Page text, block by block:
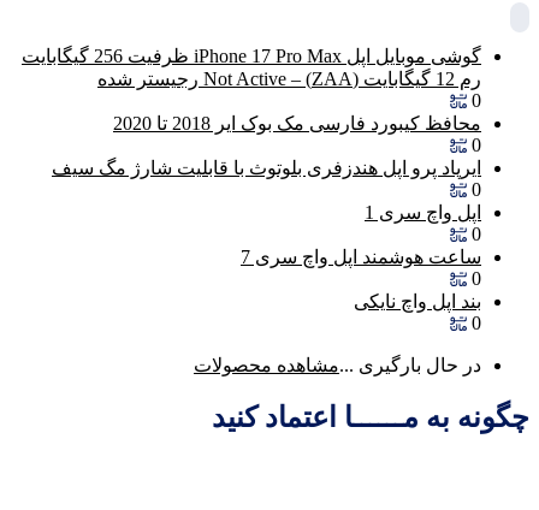
گوشی موبایل اپل iPhone 17 Pro Max ظرفیت 256 گیگابایت
رم 12 گیگابایت (ZAA) – Not Active رجیستر شده
0
محافظ کیبورد فارسی مک بوک ایر 2018 تا 2020
0
ایرپاد پرو اپل هندزفری بلوتوث با قابلیت شارژ مگ سیف
0
اپل واچ سری 1
0
ساعت هوشمند اپل واچ سری 7
0
بند اپل واچ نایکی
0
در حال بارگیری ...مشاهده محصولات
چگونه به مــــــا اعتماد کنید